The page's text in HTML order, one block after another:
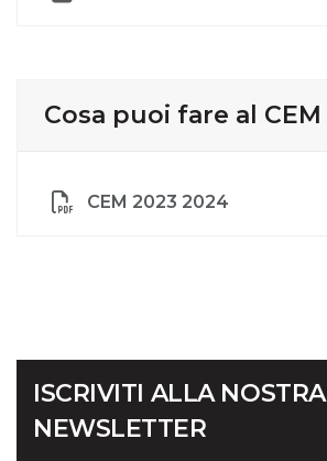
Cosa puoi fare al CEM
CEM 2023 2024
ISCRIVITI ALLA NOSTRA
NEWSLETTER